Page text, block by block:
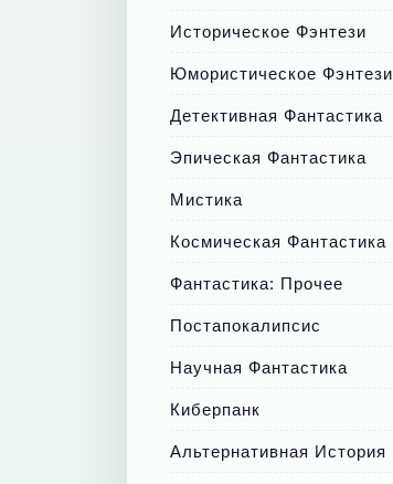
Историческое Фэнтези
Юмористическое Фэнтези
Детективная Фантастика
Эпическая Фантастика
Мистика
Космическая Фантастика
Фантастика: Прочее
Постапокалипсис
Научная Фантастика
Киберпанк
Альтернативная История